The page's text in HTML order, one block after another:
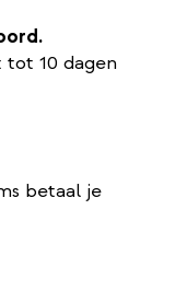
tot 10 dagen
betaal je